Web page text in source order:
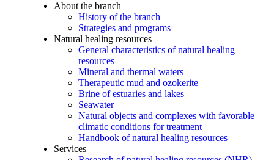
About the branch
History of the branch
Strategies and programs
Natural healing resources
General characteristics of natural healing
resources
Mineral and thermal waters
Therapeutic mud and ozokerite
Brine of estuaries and lakes
Seawater
Natural objects and complexes with favorable
climatic conditions for treatment
Handbook of natural healing resources
Services